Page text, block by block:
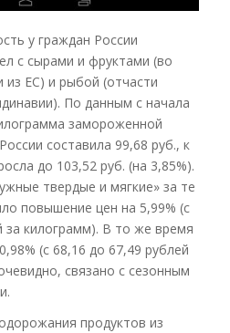
у граждан России
с сырами и фруктами (во
ЕС) и рыбой (отчасти
По данным с начала
замороженной
составила 99,68 руб., к
до 103,52 руб. (на 3,85%).
твердые и мягкие» за те
повышение цен на 5,99% (с
за килограмм). В то же время
(с 68,16 до 67,49 рублей
связано с сезонным
продуктов из